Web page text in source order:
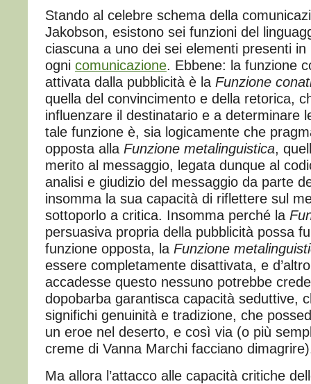
Stando al celebre schema della
Jakobson, esistono sei funzioni del
ciascuna a uno dei sei elementi presenti in
ogni comunicazione. Ebbene: la funzione
attivata dalla pubblicità è la Funzione
quella del convincimento e della retorica,
influenzare il destinatario e a determinare
tale funzione è, sia logicamente che
opposta alla Funzione metalinguistica,
merito al messaggio, legata dunque al
analisi e giudizio del messaggio da parte
insomma la sua capacità di riflettere sul
sottoporlo a critica. Insomma perché la
persuasiva propria della pubblicità possa
funzione opposta, la Funzione
essere completamente disattivata, e
accadesse questo nessuno potrebbe
dopobarba garantisca capacità seduttive,
significhi genuinità e tradizione, che
un eroe nel deserto, e così via (o più
creme di Vanna Marchi facciano
Ma allora l’attacco alle capacità critiche